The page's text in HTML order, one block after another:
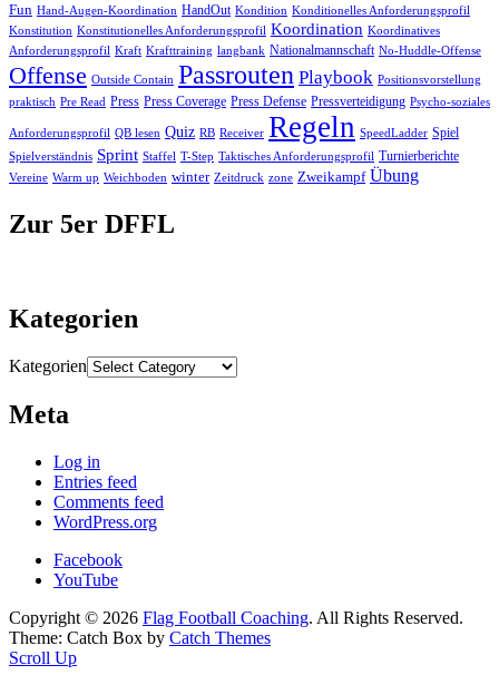
Fun Hand-Augen-Koordination HandOut Kondition Konditionelles Anforderungsprofil
Konstitution Konstitutionelles Anforderungsprofil Koordination Koordinatives
Anforderungsprofil Kraft Krafttraining langbank Nationalmannschaft No-Huddle-Offense
Offense Outside Contain Passrouten Playbook Positionsvorstellung
praktisch Pre Read Press Press Coverage Press Defense Pressverteidigung Psycho-soziales
Anforderungsprofil QB lesen Quiz RB Receiver Regeln SpeedLadder Spiel
Spielverständnis Sprint Staffel T-Step Taktisches Anforderungsprofil Turnierberichte
Vereine Warm up Weichboden winter Zeitdruck zone Zweikampf Übung
Zur 5er DFFL
Kategorien
Kategorien
Meta
Log in
Entries feed
Comments feed
WordPress.org
Facebook
YouTube
Copyright © 2026 Flag Football Coaching. All Rights Reserved.
Theme: Catch Box by Catch Themes
Scroll Up